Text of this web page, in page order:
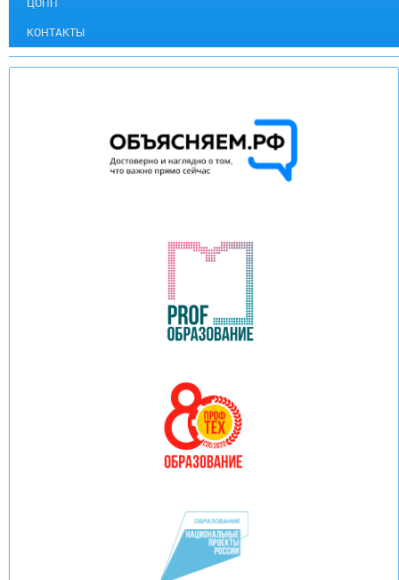
ЦОПП
КОНТАКТЫ